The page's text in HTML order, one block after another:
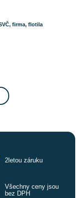
firma, flotila
2letou záruku
Všechny ceny jsou
bez DPH